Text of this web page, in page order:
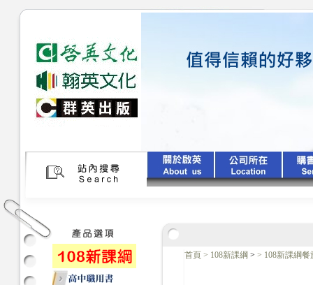
首頁 > 108新課綱 > > 108新課綱